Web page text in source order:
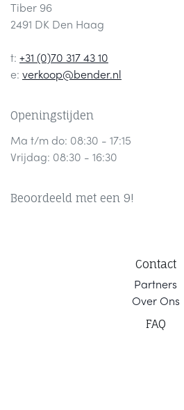
Tiber 96
2491 DK Den Haag
t: +31 (0)70 317 43 10
e: verkoop@bender.nl
Openingstijden
Ma t/m do: 08:30 - 17:15
Vrijdag: 08:30 - 16:30
Beoordeeld met een 9!
Contact
Partners
Over Ons
FAQ